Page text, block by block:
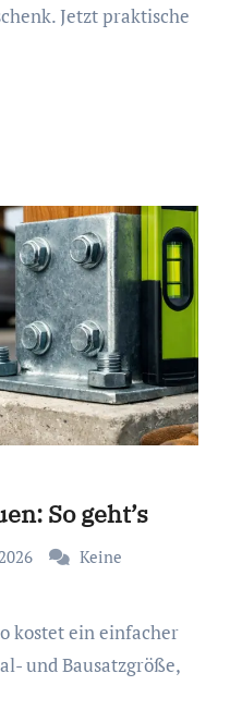
Jetzt praktische
So geht’s
Keine
und Bausatzgröße,